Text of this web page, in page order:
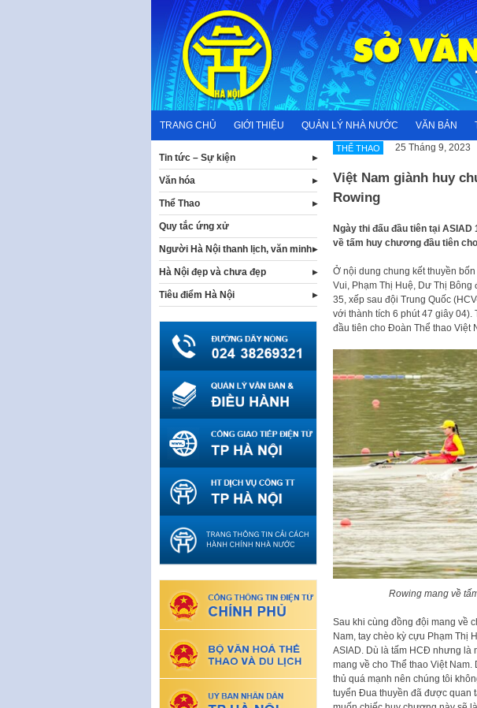
content
TRANG CHỦ GIỚI THIỆU QUẢN LÝ NHÀ NƯỚC VĂN BẢN
THỂ THAO 25 Tháng 9, 2023
Việt Nam giành huy
Rowing
Ngày thi đấu đầu tiên tại
về tấm huy chương đầu tiên
Ở nội dung chung kết thuyền
Vui, Phạm Thị Huệ, Dư Thị
35, xếp sau đội Trung Quốc
với thành tích 6 phút 47 giây
đầu tiên cho Đoàn Thể thao Việt
Rowing mang về
Sau khi cùng đồng đội mang về
Nam, tay chèo kỳ cựu Phạm Thị
ASIAD. Dù là tấm HCĐ nhưng là
mang về cho Thể thao Việt
thủ quá mạnh nên chúng tôi
tuyển Đua thuyền đã được quan
Tin tức – Sự kiện
Văn hóa
Thể Thao
Quy tắc ứng xử
Người Hà Nội thanh lịch, văn minh
Hà Nội đẹp và chưa đẹp
Tiêu điểm Hà Nội